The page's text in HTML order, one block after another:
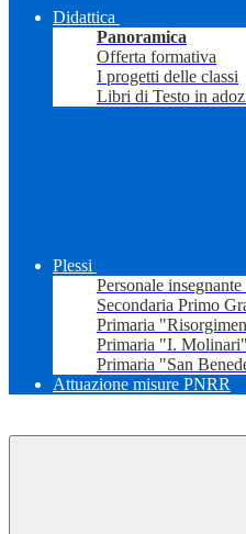
Didattica
Panoramica
Offerta formativa
I progetti delle classi
Libri di Testo in
Plessi
Personale insegnante
Secondaria Primo
Primaria
Primaria "I.
Primaria "San
Attuazione misure PNRR